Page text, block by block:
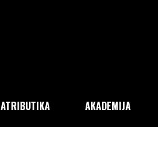
ATRIBUTIKA AKADEMIJA